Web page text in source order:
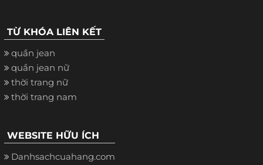
TỪ KHÓA LIÊN KẾT
quần jean
quần jean nữ
thời trang nữ
thời trang nam
WEBSITE HỮU ÍCH
Danhsachcuahang.com